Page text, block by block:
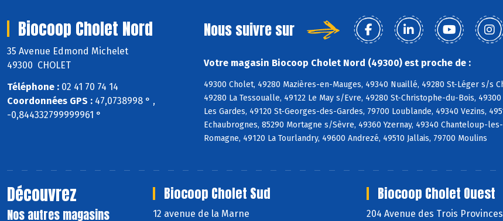
Biocoop Cholet Nord
35 Avenue Edmond Michelet
49300 CHOLET
Téléphone : 02 41 70 74 14
Coordonnées GPS : 47,0738998 ° ,
-0,844332799999961 °
Nous suivre sur
Votre magasin Biocoop Cholet Nord (49300) est proche de :
49300 Cholet, 49280 Mazières-en-Mauges, 49340 Nuaillé, 49280 St-Léger s/s
49280 La Tessoualle, 49122 Le May s/Evre, 49280 St-Christophe-du-Bois,
Les Gardes, 49120 St-Georges-des-Gardes, 79700 Loublande, 49340 Vezins,
Echaubrognes, 85290 Mortagne s/Sèvre, 49360 Yzernay, 49340 Chanteloup-
Romagne, 49120 La Tourlandry, 49600 Andrezé, 49510 Jallais, 79700 Moulins
Découvrez
Nos autres magasins
Biocoop Cholet Sud
12 avenue de la Marne
Biocoop Cholet Ouest
204 Avenue des Trois Provinces